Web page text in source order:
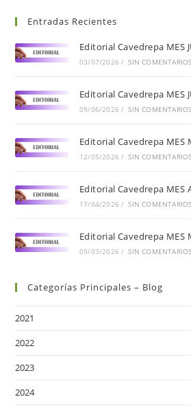
Entradas Recientes
Editorial Cavedrepa MES
03/07/2026 / SIN COMENTARIOS
Editorial Cavedrepa MES
09/06/2026 / SIN COMENTARIOS
Editorial Cavedrepa MES
12/05/2026 / SIN COMENTARIOS
Editorial Cavedrepa MES
17/04/2026 / SIN COMENTARIOS
Editorial Cavedrepa MES
09/03/2026 / SIN COMENTARIOS
Categorías Principales – Blog
2021
2022
2023
2024